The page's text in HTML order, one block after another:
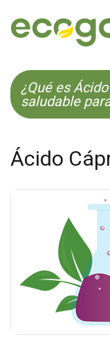
¿Qué es
saludable
Ácido